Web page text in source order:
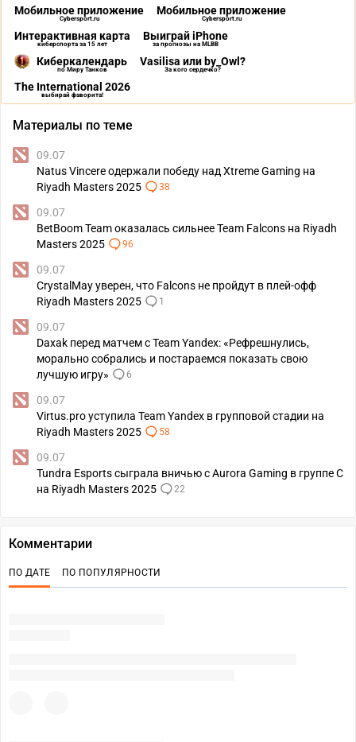
Мобильное приложение
Cybersport.ru
Мобильное приложение
Cybersport.ru
Интерактивная карта
киберспорта за 15 лет
Выиграй iPhone
за прогнозы на MLBB
Киберкалендарь
по Миру Танков
Vasilisa или by_Owl?
За кого сердечко?
The International 2026
выбирай фаворита!
Материалы по теме
09.07
Natus Vincere одержали победу над Xtreme Gaming на
Riyadh Masters 2025
38
09.07
BetBoom Team оказалась сильнее Team Falcons на Riyadh
Masters 2025
96
09.07
CrystalMay уверен, что Falcons не пройдут в плей-офф
Riyadh Masters 2025
1
09.07
Daxak перед матчем с Team Yandex: «Рефрешнулись,
морально собрались и постараемся показать свою
лучшую игру»
6
09.07
Virtus.pro уступила Team Yandex в групповой стадии на
Riyadh Masters 2025
58
09.07
Tundra Esports сыграла вничью с Aurora Gaming в группе С
на Riyadh Masters 2025
22
Комментарии
ПО ДАТЕ ПО ПОПУЛЯРНОСТИ